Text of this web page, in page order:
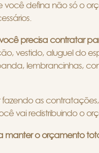
você defina não só o
precisa contratar
vestido, aluguel do
lembrancinhas,
as
vai redistribuindo o
manter o orçamento